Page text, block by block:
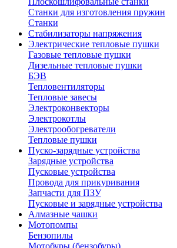
Станки для изготовления пружин
Станки
Стабилизаторы напряжения
Электрические тепловые пушки
Газовые тепловые пушки
Дизельные тепловые пушки
БЭВ
Тепловентиляторы
Тепловые завесы
Электроконвекторы
Электрокотлы
Электрообогреватели
Тепловые пушки
Пуско-зарядные устройства
Зарядные устройства
Пусковые устройства
Провода для прикуривания
Запчасти для ПЗУ
Пусковые и зарядные устройства
Алмазные чашки
Мотопомпы
Бензопилы
Мотобуры (бензобуры)